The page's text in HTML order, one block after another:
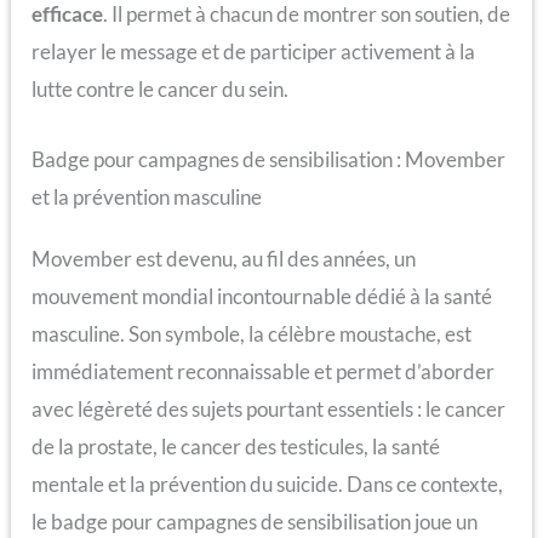
efficace. Il permet à chacun de montrer son soutien, de
relayer le message et de participer activement à la
lutte contre le cancer du sein.
Badge pour campagnes de sensibilisation : Movember
et la prévention masculine
Movember est devenu, au fil des années, un
mouvement mondial incontournable dédié à la santé
masculine. Son symbole, la célèbre moustache, est
immédiatement reconnaissable et permet d’aborder
avec légèreté des sujets pourtant essentiels : le cancer
de la prostate, le cancer des testicules, la santé
mentale et la prévention du suicide. Dans ce contexte,
le badge pour campagnes de sensibilisation joue un